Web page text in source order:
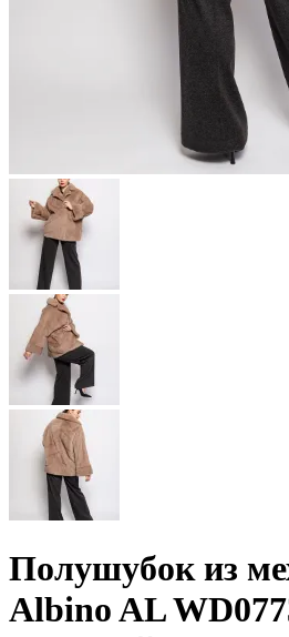
Полушубок из
Albino AL